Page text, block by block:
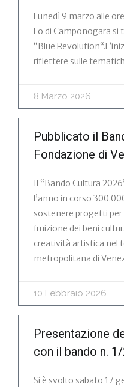
Lunedì 9 marzo alle
Fo di Camponogara
“Blue
riflettere sulle
8 Marzo 2026
Pubblicato il
Fondazione di
Il “Bando Cultura
l’anno in corso
sostenere progetti per
fruizione dei beni
creatività artistica nel
metropolitana di
10 Febbraio 2026
Presentazione
con il bando n.
Si è svolto sabato 17